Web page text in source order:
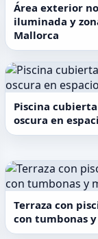
Área exterior
iluminada y
Mallorca
Piscina
oscura en
Terraza con
con tumbonas